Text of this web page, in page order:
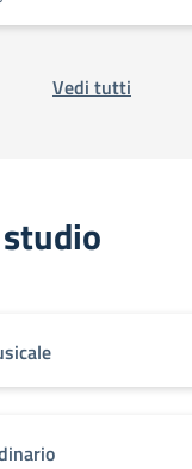
Vedi tutti